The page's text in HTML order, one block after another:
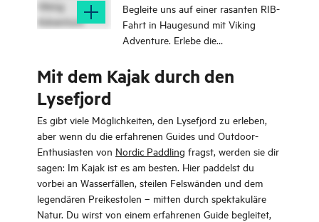
Begleite uns auf einer rasanten RIB-
Fahrt in Haugesund mit Viking
Adventure. Erlebe die
Haugesund und entdecke versteckte
Juwelen. Dauer ca. 2 Stunden.
Mit dem Kajak durch den
Lysefjord
Es gibt viele Möglichkeiten, den Lysefjord zu erleben,
aber wenn du die erfahrenen Guides und Outdoor-
Enthusiasten von Nordic Paddling fragst, werden sie dir
sagen: Im Kajak ist es am besten. Hier paddelst du
vorbei an Wasserfällen, steilen Felswänden und dem
legendären Preikestolen – mitten durch spektakuläre
Natur. Du wirst von einem erfahrenen Guide begleitet,